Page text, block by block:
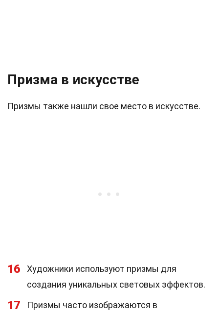
Призма в искусстве
Призмы также нашли свое место в искусстве.
16
Художники используют призмы для
создания уникальных световых эффектов.
17
Призмы часто изображаются в